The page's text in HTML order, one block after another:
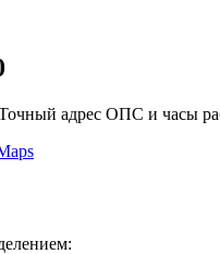
адрес ОПС и часы